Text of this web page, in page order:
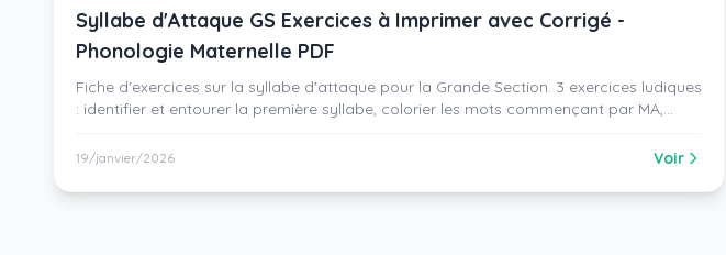
Syllabe d'Attaque GS Exercices à Imprimer avec Corrigé -
Phonologie Maternelle PDF
Fiche d'exercices sur la syllabe d'attaque pour la Grande Section. 3 exercices ludiques
: identifier et entourer la première syllabe, colorier les mots commençant par MA,
19/janvier/2026 Voir